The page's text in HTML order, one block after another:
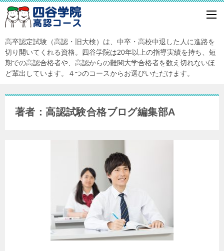
高卒認定試験（高認・旧大検）は、中卒・高校中退した人に進路を
切り開いてくれる資格。四谷学院は20年以上の指導実績を持ち、短
期での高認合格者や、高認からの難関大学合格者を数え切れないほ
ど輩出しています。４つのコースからお選びいただけます。
著者：高認試験合格ブログ編集部A